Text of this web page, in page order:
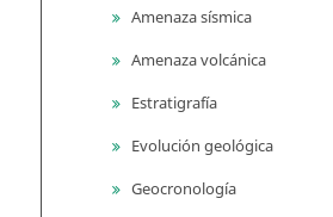
Amenaza sísmica
Amenaza volcánica
Estratigrafía
Evolución geológica
Geocronología